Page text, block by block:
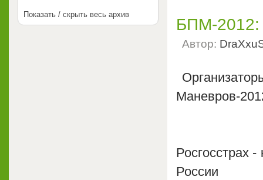
БПМ-2012:
Автор:
Маневров-
Росгосстрах
России
Показать / скрыть весь архив